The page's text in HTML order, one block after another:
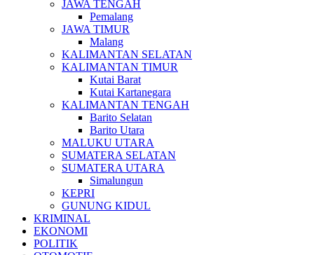
JAWA TENGAH
Pemalang
JAWA TIMUR
Malang
KALIMANTAN SELATAN
KALIMANTAN TIMUR
Kutai Barat
Kutai Kartanegara
KALIMANTAN TENGAH
Barito Selatan
Barito Utara
MALUKU UTARA
SUMATERA SELATAN
SUMATERA UTARA
Simalungun
KEPRI
GUNUNG KIDUL
KRIMINAL
EKONOMI
POLITIK